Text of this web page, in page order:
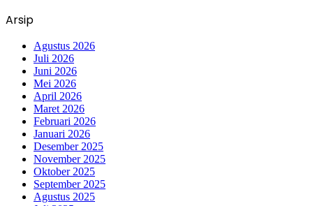
Arsip
Agustus 2026
Juli 2026
Juni 2026
Mei 2026
April 2026
Maret 2026
Februari 2026
Januari 2026
Desember 2025
November 2025
Oktober 2025
September 2025
Agustus 2025